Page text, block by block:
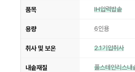
품목 IH압력밥솥
용량 6인용
취사 및 보온 2.1기압취사
내솥재질 풀스테인리스내